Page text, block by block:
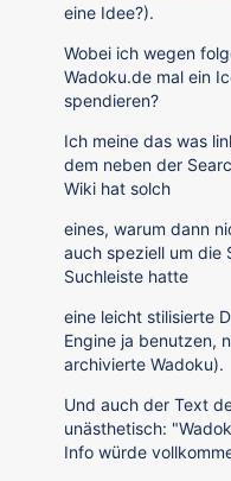
eine Idee?).
Wobei ich wegen
Wadoku.de mal ein
spendieren?
Ich meine das was
dem neben der
Wiki hat solch
eines, warum dann
auch speziell um die
Suchleiste hatte
eine leicht stilisierte
Engine ja benutzen,
archivierte Wadoku).
Und auch der Text
unästhetisch:
Info würde